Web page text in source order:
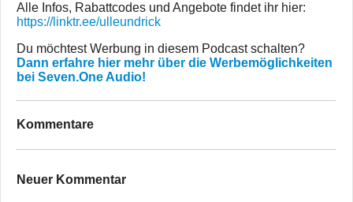
Alle Infos, Rabattcodes und Angebote findet ihr hier:
https://linktr.ee/ulleundrick
Du möchtest Werbung in diesem Podcast schalten?
Dann erfahre hier mehr über die Werbemöglichkeiten
bei Seven.One Audio!
Kommentare
Neuer Kommentar